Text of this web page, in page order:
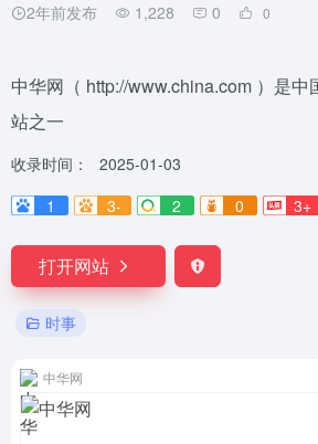
2年前发布 1,228 0 0
中华网（ http://www.china.com ）是中
站之一
收录时间：
2025-01-03
1
3- 2 0 3+
打开网站
时事
中华网